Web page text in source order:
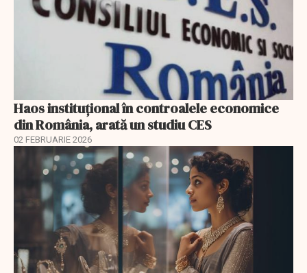
Haos instituțional în controalele economice
din România, arată un studiu CES
02 FEBRUARIE 2026